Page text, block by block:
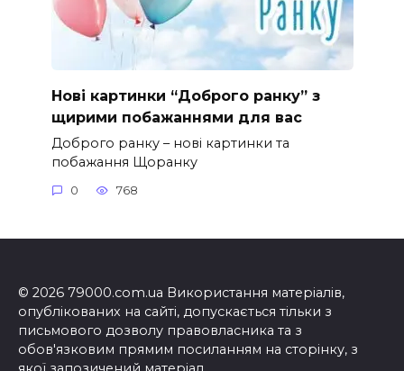
Нові картинки “Доброго ранку” з
щирими побажаннями для вас
Доброго ранку – нові картинки та
побажання Щоранку
0 768
© 2026 79000.com.ua Використання матеріалів,
опублікованих на сайті, допускається тільки з
письмового дозволу правовласника та з
обов'язковим прямим посиланням на сторінку, з